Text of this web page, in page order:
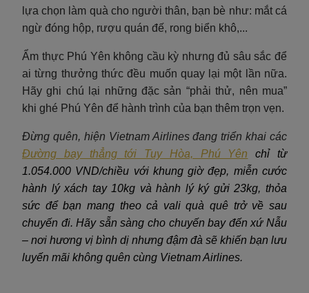
lựa chọn làm quà cho người thân, bạn bè như: mắt cá
ngừ đóng hộp, rượu quán đế, rong biển khô,...
Ẩm thực Phú Yên không cầu kỳ nhưng đủ sâu sắc để
ai từng thưởng thức đều muốn quay lại một lần nữa.
Hãy ghi chú lại những đặc sản “phải thử, nên mua”
khi ghé Phú Yên để hành trình của bạn thêm trọn vẹn.
Đừng quên, hiện Vietnam Airlines đang triển khai các
Đường bay thẳng tới Tuy Hòa, Phú Yên chỉ từ
1.054.000 VND/chiều với khung giờ đẹp, miễn cước
hành lý xách tay 10kg và hành lý ký gửi 23kg, thỏa
sức để bạn mang theo cả vali quà quê trở về sau
chuyến đi. Hãy sẵn sàng cho chuyến bay đến xứ Nẫu
– nơi hương vị bình dị nhưng đậm đà sẽ khiến bạn lưu
luyến mãi không quên cùng Vietnam Airlines.